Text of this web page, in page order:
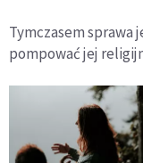
Tymczasem sprawa
pompować jej